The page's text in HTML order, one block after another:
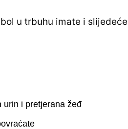
u trbuhu imate i slijedeće
urin i pretjerana žeđ